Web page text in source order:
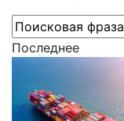
Последнее